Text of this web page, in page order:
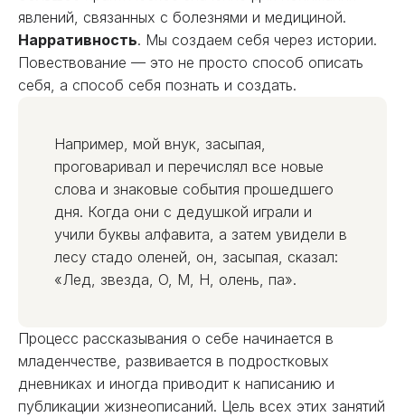
явлений, связанных с болезнями и медициной.
Нарративность. Мы создаем себя через истории.
Повествование — это не просто способ описать
себя, а способ себя познать и создать.
Например, мой внук, засыпая,
проговаривал и перечислял все новые
слова и знаковые события прошедшего
дня. Когда они с дедушкой играли и
учили буквы алфавита, а затем увидели в
лесу стадо оленей, он, засыпая, сказал:
«Лед, звезда, О, М, Н, олень, па».
Процесс рассказывания о себе начинается в
младенчестве, развивается в подростковых
дневниках и иногда приводит к написанию и
публикации жизнеописаний. Цель всех этих занятий